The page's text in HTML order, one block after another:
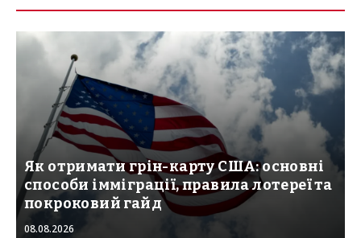
Як отримати грін-карту США: основні
способи імміграції, правила лотереї та
покроковий гайд
08.08.2026